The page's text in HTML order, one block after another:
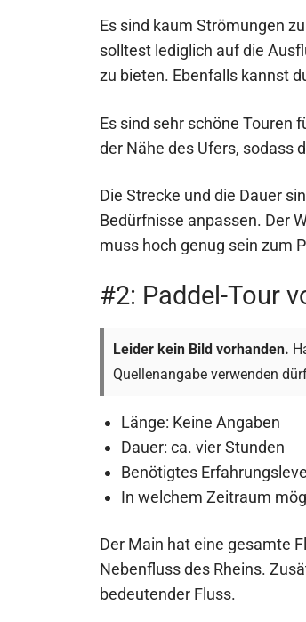
Es sind kaum Strömungen
solltest lediglich auf die
zu bieten. Ebenfalls kannst
Es sind sehr schöne Touren
der Nähe des Ufers, sodass
Die Strecke und die Dauer
Bedürfnisse anpassen. Der
muss hoch genug sein zum
#2: Paddel-Tour
Leider kein Bild vorhanden.
Quellenangabe verwenden
Länge: Keine Angaben
Dauer: ca. vier Stunden
Benötigtes
In welchem Zeitraum
Der Main hat eine gesamte
Nebenfluss des Rheins.
bedeutender Fluss.